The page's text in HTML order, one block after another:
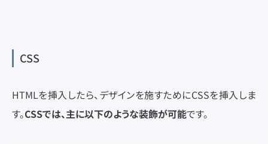
CSS
HTMLを挿入したら、デザインを施すためにCSSを挿入しま
す。CSSでは、主に以下のような装飾が可能です。